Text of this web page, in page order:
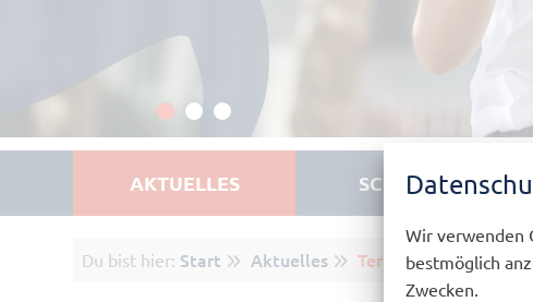
AKTUELLES SCHULPROFIL
Du bist hier: Start Aktuelles Termine
Wir verwenden
bestmöglich
Zwecken.